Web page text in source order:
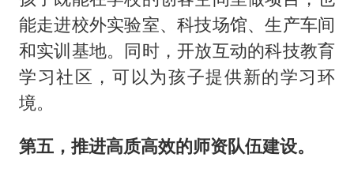
能走进校外实验室、科技场馆、生产车间
和实训基地。同时，开放互动的科技教育
学习社区，可以为孩子提供新的学习环
境。
第五，推进高质高效的师资队伍建设。